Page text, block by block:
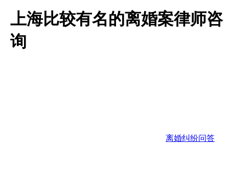
上海比较有名的离婚案律师咨
询
离婚纠纷问答